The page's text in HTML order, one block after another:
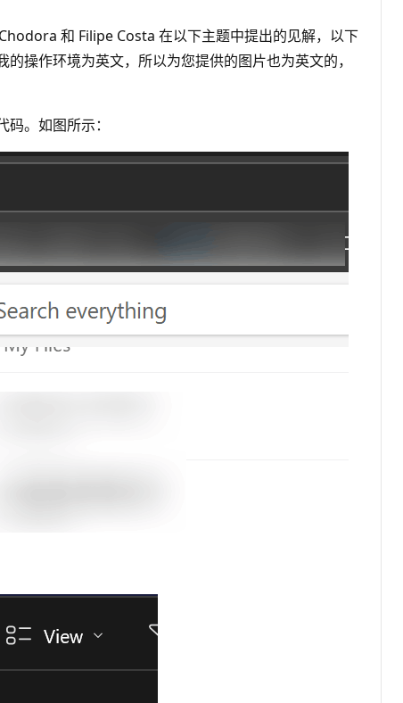
和 Filipe Costa 在以下主题中提出的见解，以下
的操作环境为英文，所以为您提供的图片也为英文的，
。如图所示：